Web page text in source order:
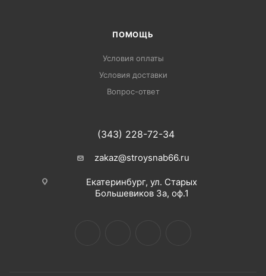
ПОМОЩЬ
Условия оплаты
Условия доставки
Вопрос-ответ
(343) 228-72-34
zakaz@stroysnab66.ru
Екатеринбург, ул. Старых
Большевиков 3а, оф.1